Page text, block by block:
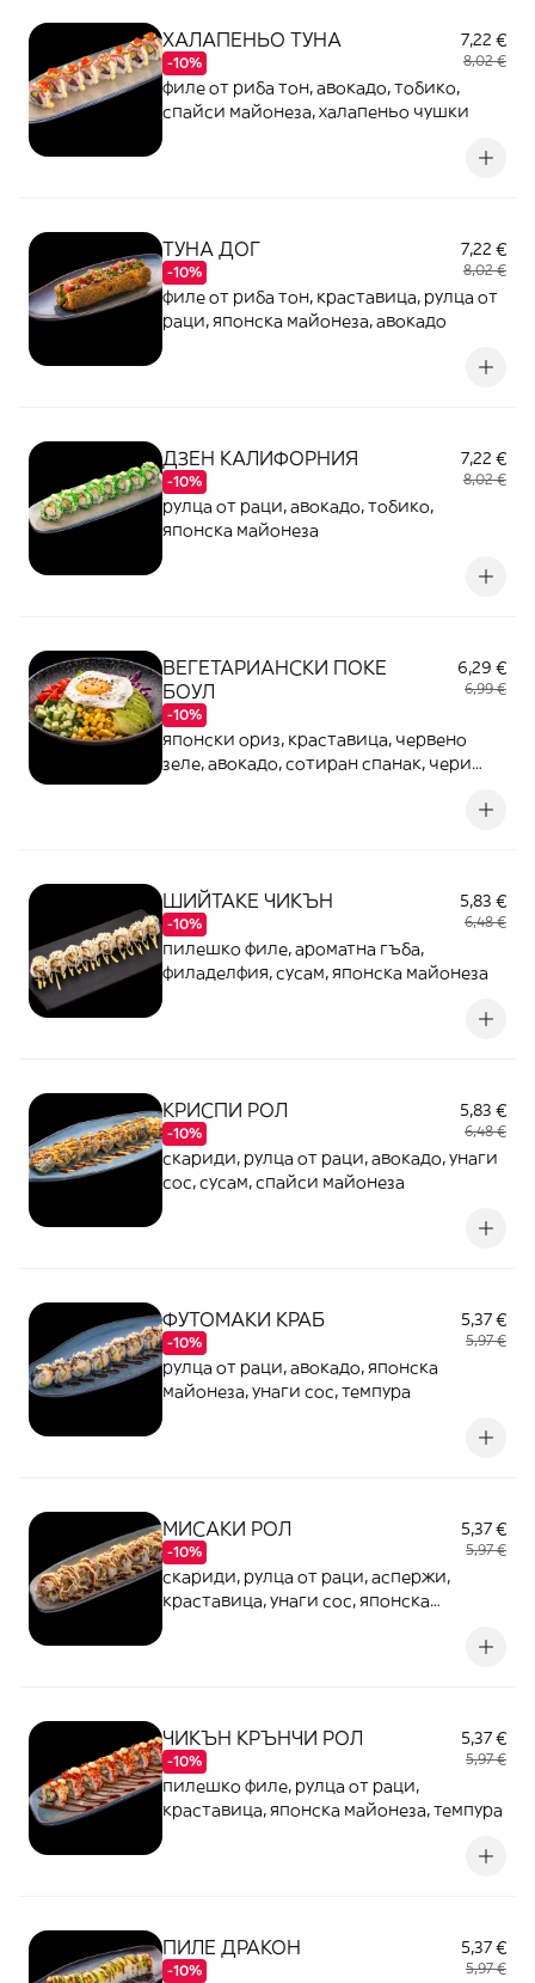
ХАЛАПЕНЬО ТУНА
-10%
7,22 €
8,02 €
филе от риба тон, авокадо, тобико,
спайси майонеза, халапеньо чушки
ТУНА ДОГ
-10%
7,22 €
8,02 €
филе от риба тон, краставица, рулца от
раци, японска майонеза, авокадо
ДЗЕН КАЛИФОРНИЯ
-10%
7,22 €
8,02 €
рулца от раци, авокадо, тобико,
японска майонеза
ВЕГЕТАРИАНСКИ ПОКЕ
БОУЛ
-10%
6,29 €
6,99 €
японски ориз, краставица, червено
зеле, авокадо, сотиран спанак, чери
ШИЙТАКЕ ЧИКЪН
-10%
5,83 €
6,48 €
пилешко филе, ароматна гъба,
филаделфия, сусам, японска майонеза
КРИСПИ РОЛ
-10%
5,83 €
6,48 €
скариди, рулца от раци, авокадо, унаги
сос, сусам, спайси майонеза
ФУТОМАКИ КРАБ
-10%
5,37 €
5,97 €
рулца от раци, авокадо, японска
майонеза, унаги сос, темпура
МИСАКИ РОЛ
-10%
5,37 €
5,97 €
скариди, рулца от раци, аспержи,
краставица, унаги сос, японска
ЧИКЪН КРЪНЧИ РОЛ
-10%
5,37 €
5,97 €
пилешко филе, рулца от раци,
краставица, японска майонеза, темпура
ПИЛЕ ДРАКОН
-10%
5,37 €
5,97 €